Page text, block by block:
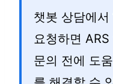
챗봇 상담에서
요청하면
문의 전에 도